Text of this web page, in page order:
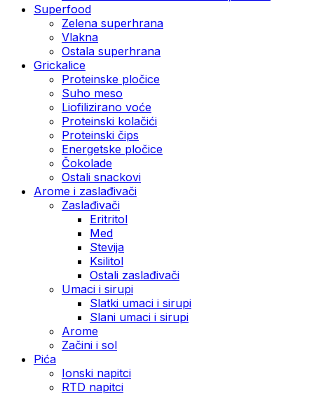
Superfood
Zelena superhrana
Vlakna
Ostala superhrana
Grickalice
Proteinske pločice
Suho meso
Liofilizirano voće
Proteinski kolačići
Proteinski čips
Energetske pločice
Čokolade
Ostali snackovi
Arome i zaslađivači
Zaslađivači
Eritritol
Med
Stevija
Ksilitol
Ostali zaslađivači
Umaci i sirupi
Slatki umaci i sirupi
Slani umaci i sirupi
Arome
Začini i sol
Pića
Ionski napitci
RTD napitci